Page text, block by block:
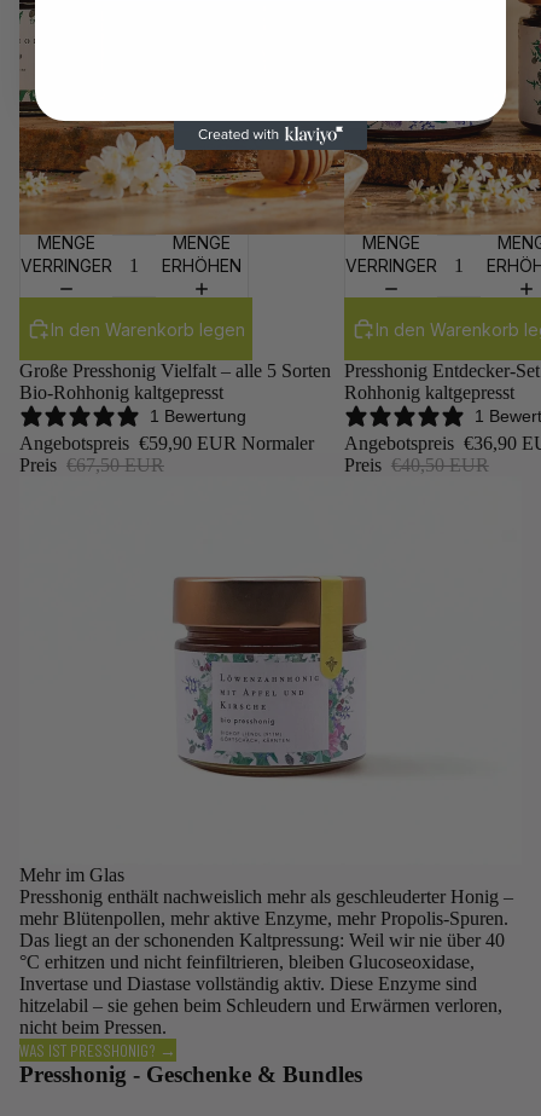
SaleMENGE
VERRINGERN
MENGE
ERHÖHEN
In den Warenkorb legen
Große Presshonig Vielfalt – alle 5 Sorten
Bio-Rohhonig kaltgepresst
1 Bewertung
Angebotspreis €59,90 EUR Normaler
Preis €67,50 EUR
SaleMENGE
VERRINGERN
In den Warenkorb
Presshonig Entdecker-
Rohhonig kaltgepresst
1
Angebotspreis €36,90
Preis €40,50 EUR
Mehr im Glas
Presshonig enthält nachweislich mehr als geschleuderter Honig –
mehr Blütenpollen, mehr aktive Enzyme, mehr Propolis-Spuren.
Das liegt an der schonenden Kaltpressung: Weil wir nie über 40
°C erhitzen und nicht feinfiltrieren, bleiben Glucoseoxidase,
Invertase und Diastase vollständig aktiv. Diese Enzyme sind
hitzelabil – sie gehen beim Schleudern und Erwärmen verloren,
nicht beim Pressen.
WAS IST PRESSHONIG? →
Presshonig - Geschenke & Bundles